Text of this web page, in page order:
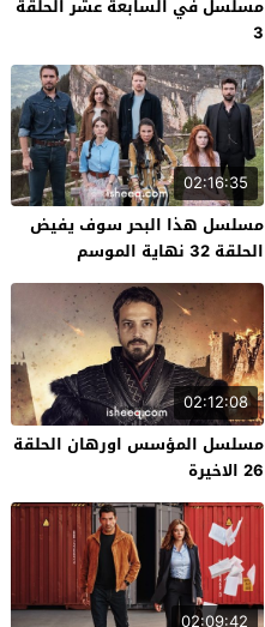
مسلسل في السابعة عشر الحلقة
3
02:16:35
مسلسل هذا البحر سوف يفيض
الحلقة 32 نهاية الموسم
02:12:08
مسلسل المؤسس اورهان الحلقة
26 الاخيرة